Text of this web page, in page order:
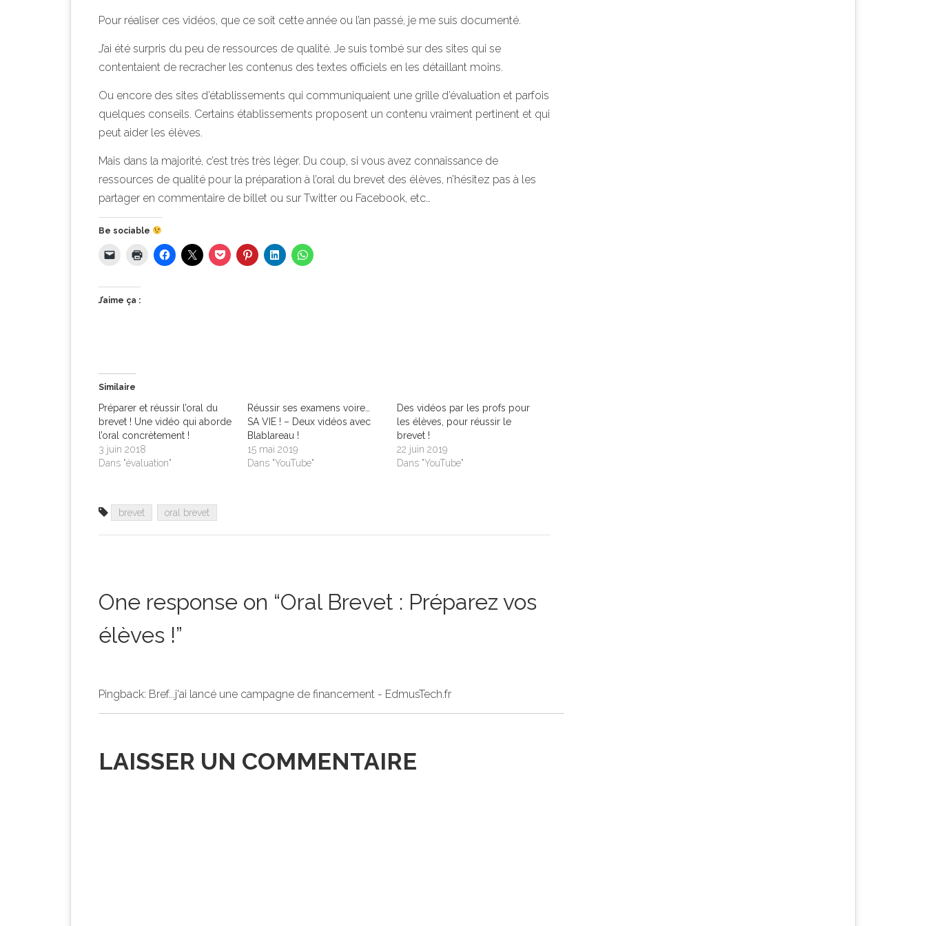
Pour réaliser ces vidéos, que ce soit cette année ou l’an passé, je me suis documenté.
J’ai été surpris du peu de ressources de qualité. Je suis tombé sur des sites qui se
contentaient de recracher les contenus des textes officiels en les détaillant moins.
Ou encore des sites d’établissements qui communiquaient une grille d’évaluation et parfois
quelques conseils. Certains établissements proposent un contenu vraiment pertinent et qui
peut aider les élèves.
Mais dans la majorité, c’est très très léger. Du coup, si vous avez connaissance de
ressources de qualité pour la préparation à l’oral du brevet des élèves, n’hésitez pas à les
partager en commentaire de billet ou sur Twitter ou Facebook, etc…
Be sociable
J’aime ça :
Similaire
Préparer et réussir l’oral du
brevet ! Une vidéo qui aborde
l’oral concrètement !
3 juin 2018
Dans "évaluation"
Réussir ses examens voire…
SA VIE ! – Deux vidéos avec
Blablareau !
15 mai 2019
Dans "YouTube"
Des vidéos par les profs pour
les élèves, pour réussir le
brevet !
22 juin 2019
Dans "YouTube"
brevet oral brevet
One response on “Oral Brevet : Préparez vos
élèves !”
Pingback: Bref...j'ai lancé une campagne de financement - EdmusTech.fr
LAISSER UN COMMENTAIRE